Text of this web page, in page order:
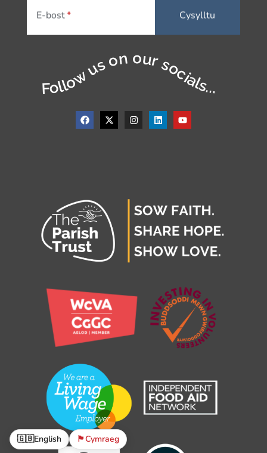
E-bost
Follow us on our socials...
🇬🇧English 🏴󠁧󠁢󠁷󠁬󠁳󠁿Cymraeg